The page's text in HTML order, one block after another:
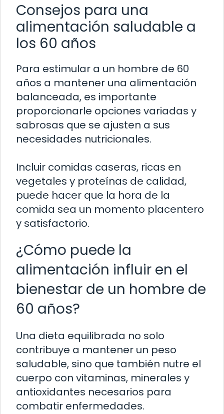
Consejos para una
alimentación saludable a
los 60 años
Para estimular a un hombre de 60
años a mantener una alimentación
balanceada, es importante
proporcionarle opciones variadas y
sabrosas que se ajusten a sus
necesidades nutricionales.
Incluir comidas caseras, ricas en
vegetales y proteínas de calidad,
puede hacer que la hora de la
comida sea un momento placentero
y satisfactorio.
¿Cómo puede la
alimentación influir en el
bienestar de un hombre de
60 años?
Una dieta equilibrada no solo
contribuye a mantener un peso
saludable, sino que también nutre el
cuerpo con vitaminas, minerales y
antioxidantes necesarios para
combatir enfermedades.